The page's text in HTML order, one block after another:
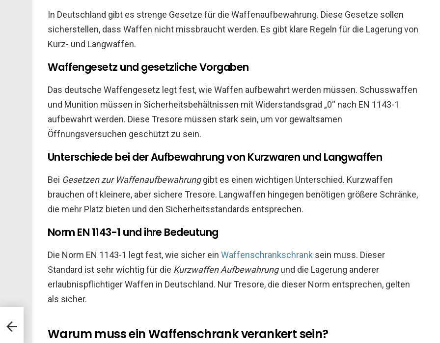
In Deutschland gibt es strenge Gesetze für die Waffenaufbewahrung. Diese Gesetze sollen
sicherstellen, dass Waffen nicht missbraucht werden. Es gibt klare Regeln für die Lagerung von
Kurz- und Langwaffen.
Waffengesetz und gesetzliche Vorgaben
Das deutsche Waffengesetz legt fest, wie Waffen aufbewahrt werden müssen. Schusswaffen
und Munition müssen in Sicherheitsbehältnissen mit Widerstandsgrad „0“ nach EN 1143-1
aufbewahrt werden. Diese Tresore müssen stark sein, um vor gewaltsamen
Öffnungsversuchen geschützt zu sein.
Unterschiede bei der Aufbewahrung von Kurzwaren und Langwaffen
Bei Gesetzen zur Waffenaufbewahrunggibt es einen wichtigen Unterschied. Kurzwaffen
brauchen oft kleinere, aber sichere Tresore. Langwaffen hingegen benötigen größere Schränke,
die mehr Platz bieten und den Sicherheitsstandards entsprechen.
Norm EN 1143-1 und ihre Bedeutung
Die Norm EN 1143-1 legt fest, wie sicher ein Waffenschrankschrank sein muss. Dieser
Standard ist sehr wichtig für die Kurzwaffen Aufbewahrungund die Lagerung anderer
erlaubnispflichtiger Waffen in Deutschland. Nur Tresore, die dieser Norm entsprechen, gelten
als sicher.
Warum muss ein Waffenschrank verankert sein?